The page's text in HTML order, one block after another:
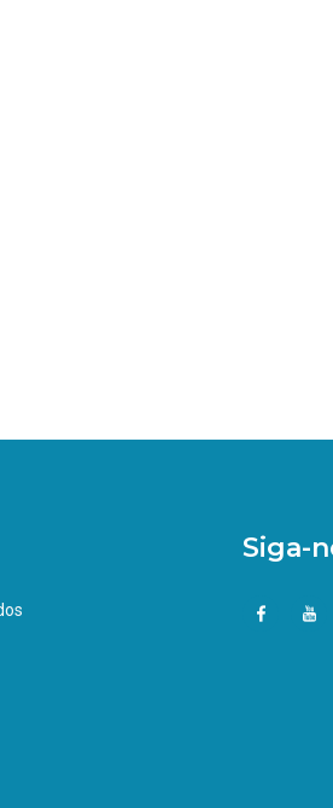
Siga-